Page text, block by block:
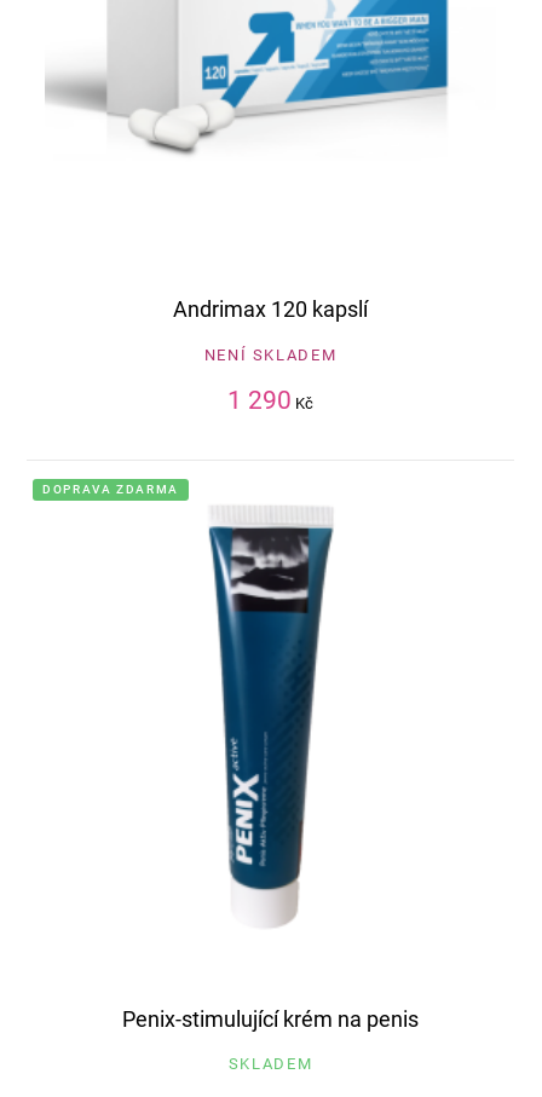
Andrimax 120 kapslí
NENÍ SKLADEM
1 290 Kč
DOPRAVA ZDARMA
Penix-stimulující krém na penis
SKLADEM